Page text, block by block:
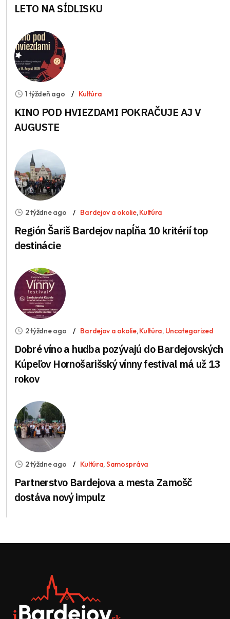
LETO NA SÍDLISKU
1 týždeň ago Kultúra
KINO POD HVIEZDAMI POKRAČUJE AJ V
AUGUSTE
2 týždne ago Bardejov a okolie,Kultúra
Región Šariš Bardejov napĺňa 10 kritérií top
destinácie
2 týždne ago Bardejov a okolie,Kultúra, Uncategorized
Dobré víno a hudba pozývajú do Bardejovských
Kúpeľov Hornošarišský vínny festival má už 13
rokov
2 týždne ago Kultúra,Samospráva
Partnerstvo Bardejova a mesta Zamošč
dostáva nový impulz